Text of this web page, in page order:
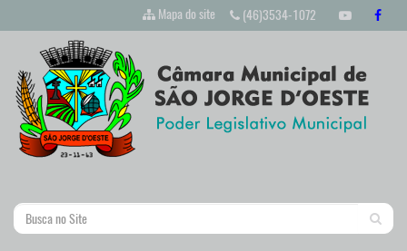
Mapa do site (46)3534-1072